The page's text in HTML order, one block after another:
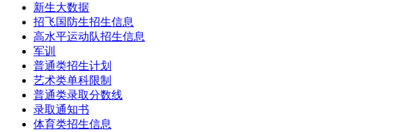
新生大数据
招飞国防生招生信息
高水平运动队招生信息
军训
普通类招生计划
艺术类单科限制
普通类录取分数线
录取通知书
体育类招生信息